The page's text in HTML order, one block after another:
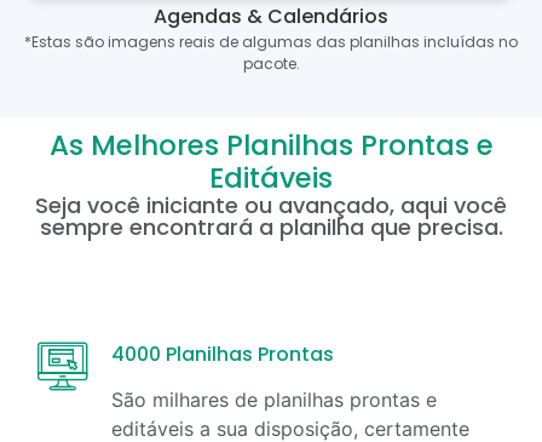
Agendas & Calendários
*Estas são imagens reais de algumas das planilhas incluídas no
pacote.
As Melhores Planilhas Prontas e
Editáveis
Seja você iniciante ou avançado, aqui você
sempre encontrará a planilha que precisa.
4000 Planilhas Prontas
São milhares de planilhas prontas e
editáveis a sua disposição, certamente